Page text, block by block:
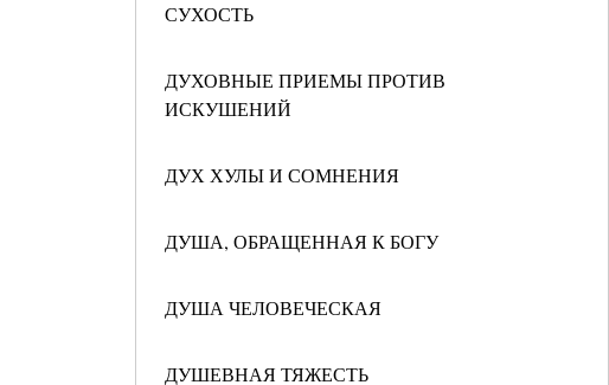
СУХОСТЬ
ДУХОВНЫЕ ПРИЕМЫ ПРОТИВ
ИСКУШЕНИЙ
ДУХ ХУЛЫ И СОМНЕНИЯ
ДУША, ОБРАЩЕННАЯ К БОГУ
ДУША ЧЕЛОВЕЧЕСКАЯ
ДУШЕВНАЯ ТЯЖЕСТЬ